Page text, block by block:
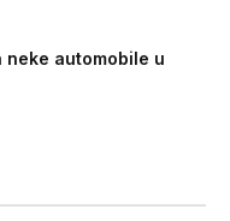
neke automobile u